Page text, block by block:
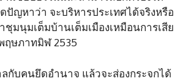
ปัญหาว่า จะบริหารประเทศได้จริงหรือ
มนุมเต็มบ้านเต็มเมืองเหมือนการเสีย
ฤษภาทมิฬ 2535
กับคนยึดอำนาจ แล้วจะส่องกระจกได้